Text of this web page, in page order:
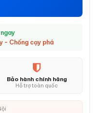
- Chống cạy phá
Bảo hành chính hãng
Hỗ trợ toàn quốc